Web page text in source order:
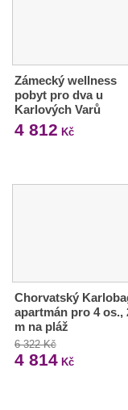
Zámecký wellness
pobyt pro dva u
Karlových Varů
4 812 Kč
Chorvatský
apartmán pro 4 os.,
m na pláž
6 322 Kč
4 814 Kč